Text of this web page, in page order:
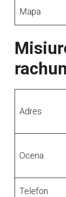
Mapa
Adres
Ocena
Telefon